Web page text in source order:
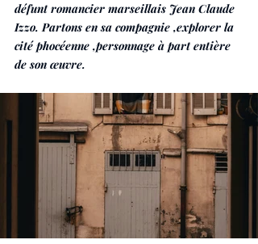
défunt romancier marseillais Jean Claude
Izzo. Partons en sa compagnie ,explorer la
cité phocéenne ,personnage à part entière
de son œuvre.